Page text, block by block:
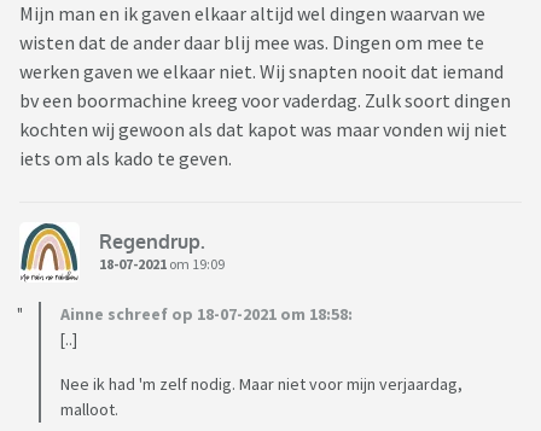
Mijn man en ik gaven elkaar altijd wel dingen waarvan we
wisten dat de ander daar blij mee was. Dingen om mee te
werken gaven we elkaar niet. Wij snapten nooit dat iemand
bv een boormachine kreeg voor vaderdag. Zulk soort dingen
kochten wij gewoon als dat kapot was maar vonden wij niet
iets om als kado te geven.
Regendrup.
18-07-2021 om 19:09
Ainne schreef op 18-07-2021 om 18:58:
[..]
Nee ik had 'm zelf nodig. Maar niet voor mijn verjaardag,
malloot.